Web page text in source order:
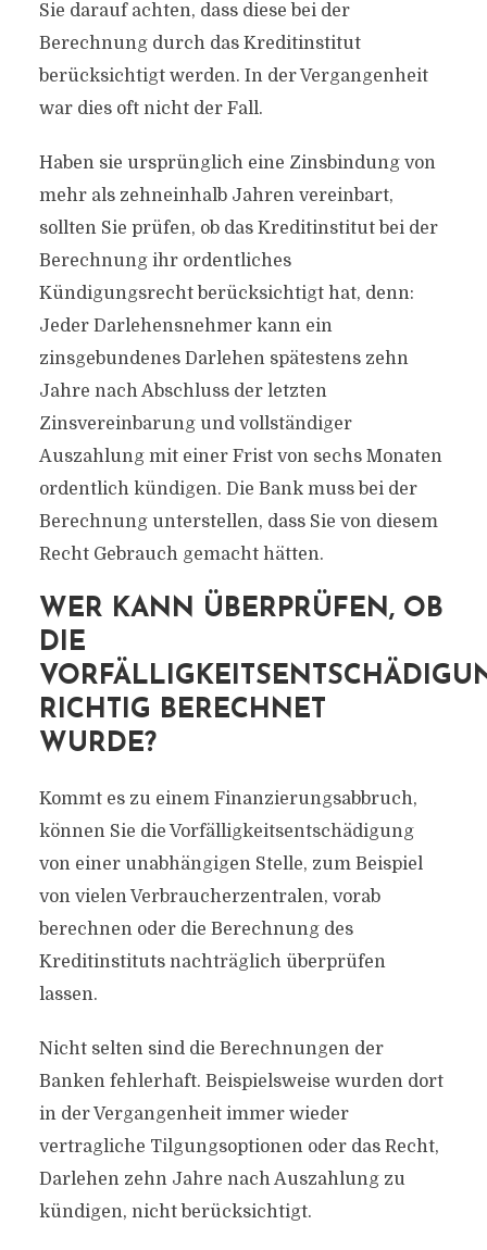
Sie darauf achten, dass diese bei der
Berechnung durch das Kreditinstitut
berücksichtigt werden. In der Vergangenheit
war dies oft nicht der Fall.
Haben sie ursprünglich eine Zinsbindung von
mehr als zehneinhalb Jahren vereinbart,
sollten Sie prüfen, ob das Kreditinstitut bei der
Berechnung ihr ordentliches
Kündigungsrecht berücksichtigt hat, denn:
Jeder Darlehensnehmer kann ein
zinsgebundenes Darlehen spätestens zehn
Jahre nach Abschluss der letzten
Zinsvereinbarung und vollständiger
Auszahlung mit einer Frist von sechs Monaten
ordentlich kündigen. Die Bank muss bei der
Berechnung unterstellen, dass Sie von diesem
Recht Gebrauch gemacht hätten.
WER KANN ÜBERPRÜFEN, OB
DIE
RICHTIG BERECHNET
WURDE?
Kommt es zu einem Finanzierungsabbruch,
können Sie die Vorfälligkeitsentschädigung
von einer unabhängigen Stelle, zum Beispiel
von vielen Verbraucherzentralen, vorab
berechnen oder die Berechnung des
Kreditinstituts nachträglich überprüfen
lassen.
Nicht selten sind die Berechnungen der
Banken fehlerhaft. Beispielsweise wurden dort
in der Vergangenheit immer wieder
vertragliche Tilgungsoptionen oder das Recht,
Darlehen zehn Jahre nach Auszahlung zu
kündigen, nicht berücksichtigt.